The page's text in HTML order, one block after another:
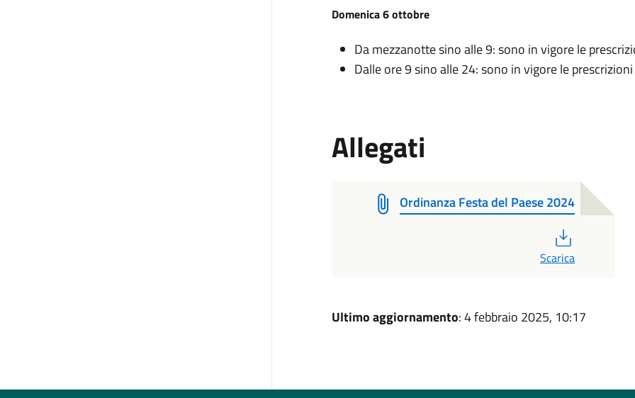
Domenica 6 ottobre
Da mezzanotte sino alle 9: sono in vigore le
Dalle ore 9 sino alle 24: sono in vigore le
Allegati
Ordinanza Festa del Paese 2024
Scarica
Ultimo aggiornamento: 4 febbraio 2025, 10:17